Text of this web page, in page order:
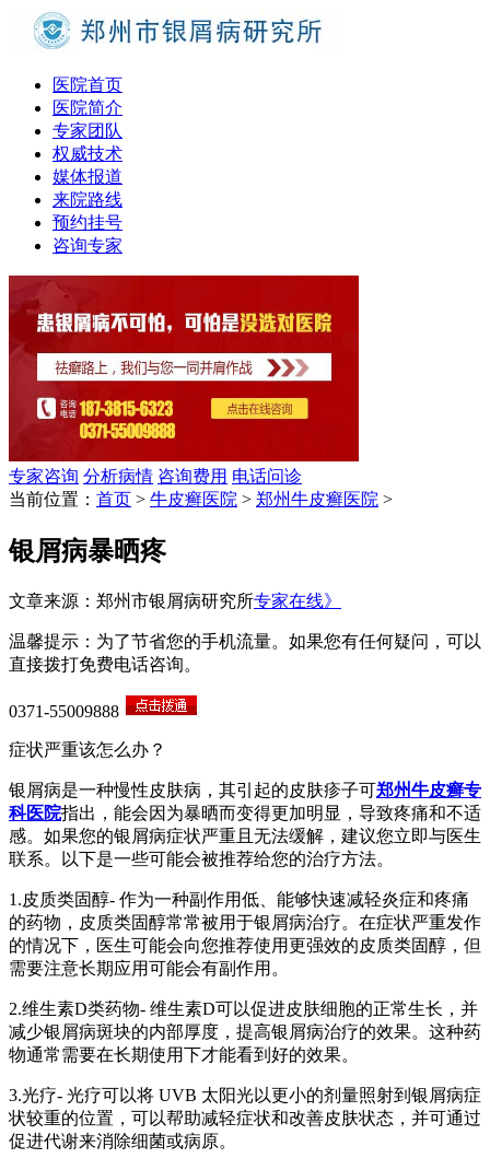
医院首页
医院简介
专家团队
权威技术
媒体报道
来院路线
预约挂号
咨询专家
专家咨询 分析病情 咨询费用 电话问诊
当前位置： 首页 > 牛皮癣医院 > 郑州牛皮癣医院 >
银屑病暴晒疼
文章来源：郑州市银屑病研究所专家在线》
温馨提示：为了节省您的手机流量。如果您有任何疑问，可以
直接拨打免费电话咨询。
0371-55009888
症状严重该怎么办？
银屑病是一种慢性皮肤病，其引起的皮肤疹子可郑州牛皮癣专
科医院指出，能会因为暴晒而变得更加明显，导致疼痛和不适
感。如果您的银屑病症状严重且无法缓解，建议您立即与医生
联系。以下是一些可能会被推荐给您的治疗方法。
1.皮质类固醇- 作为一种副作用低、能够快速减轻炎症和疼痛
的药物，皮质类固醇常常被用于银屑病治疗。在症状严重发作
的情况下，医生可能会向您推荐使用更强效的皮质类固醇，但
需要注意长期应用可能会有副作用。
2.维生素D类药物- 维生素D可以促进皮肤细胞的正常生长，并
减少银屑病斑块的内部厚度，提高银屑病治疗的效果。这种药
物通常需要在长期使用下才能看到好的效果。
3.光疗- 光疗可以将 UVB 太阳光以更小的剂量照射到银屑病症
状较重的位置，可以帮助减轻症状和改善皮肤状态，并可通过
促进代谢来消除细菌或病原。